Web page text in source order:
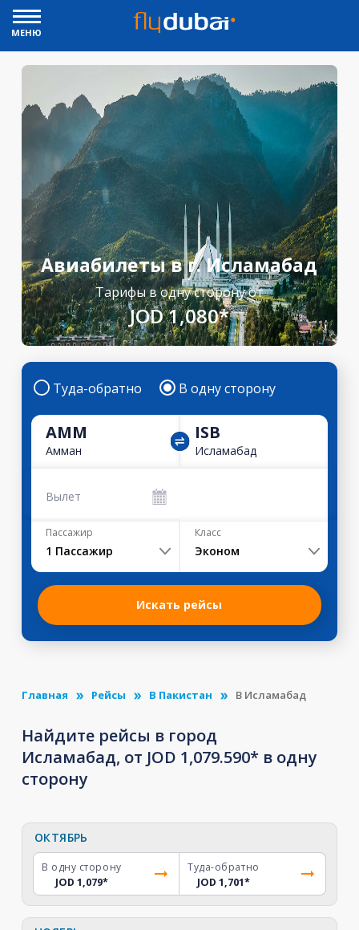
МЕНЮ
Авиабилеты в г. Исламабад
Тарифы в одну сторону от
JOD 1,080*
Туда-обратно В одну сторону
AMM
Амман
ISB
Исламабад
Вылет
Пассажир
1 Пассажир
Класс
Эконом
Искать рейсы
Главная Рейсы В Пакистан В Исламабад
Найдите рейсы в город
Исламабад, от JOD 1,079.590* в одну
сторону
ОКТЯБРЬ
В одну сторону
JOD 1,079*
Туда-обратно
JOD 1,701*